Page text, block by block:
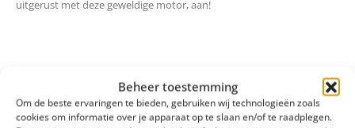
Beheer toestemming
Om de beste ervaringen te bieden, gebruiken wij technologieën zoals
cookies om informatie over je apparaat op te slaan en/of te raadplegen.
uitgerust met deze geweldige motor, aan!